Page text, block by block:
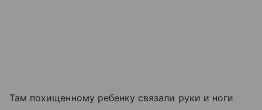
Там похищенному ребенку связали руки и ноги